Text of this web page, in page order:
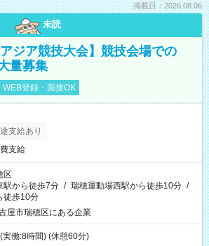
掲載日：2026.08.06
未読
ジア競技大会】競技会場での
量募集
WEB登録・面接OK
支給あり
支給
区
駅から徒歩7分 / 瑞穂運動場西駅から徒歩10分 /
徒歩10分
屋市瑞穂区にある企業
働:8時間) (休憩60分)